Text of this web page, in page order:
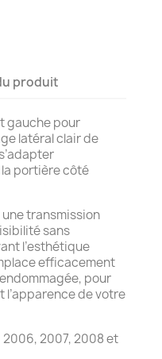
produit
gauche pour
latéral clair de
portière côté
transmission
sans
l’esthétique
efficacement
pour
de votre
2007, 2008 et